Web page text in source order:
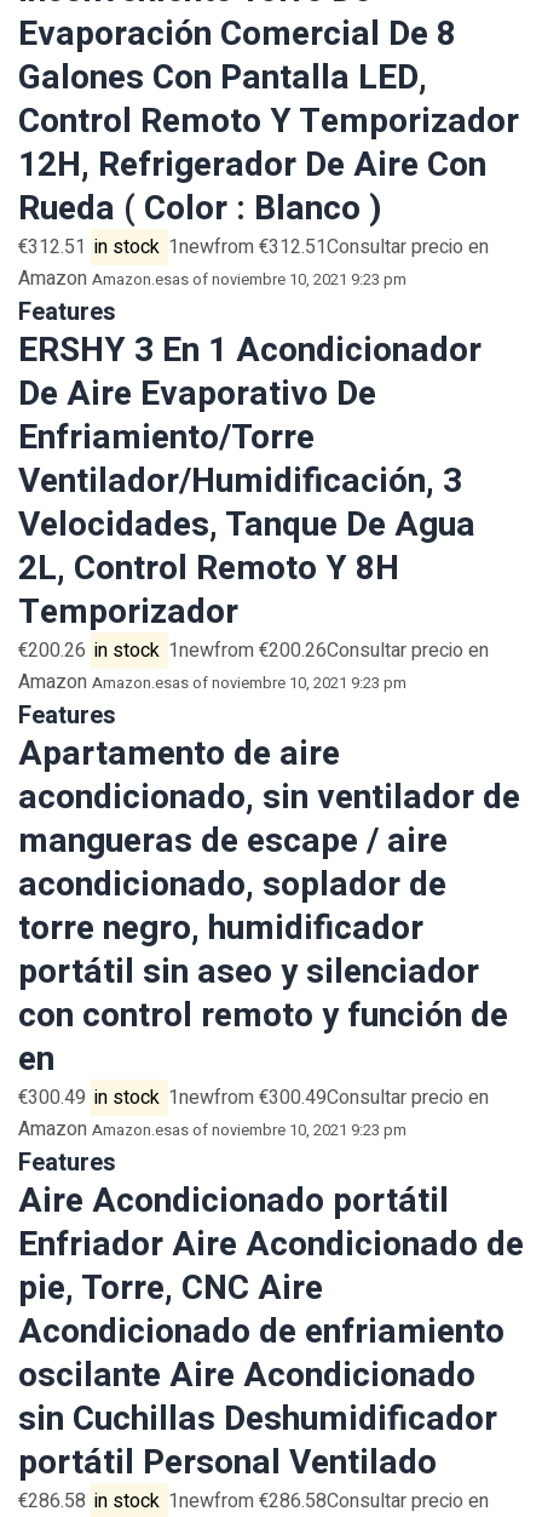
Evaporación Comercial De 8
Galones Con Pantalla LED,
Control Remoto Y Temporizador
12H, Refrigerador De Aire Con
Rueda ( Color : Blanco )
€312.51 in stock 1newfrom €312.51Consultar precio en
Amazon Amazon.esas of noviembre 10, 2021 9:23 pm
Features
ERSHY 3 En 1 Acondicionador
De Aire Evaporativo De
Enfriamiento/Torre
Ventilador/Humidificación, 3
Velocidades, Tanque De Agua
2L, Control Remoto Y 8H
Temporizador
€200.26 in stock 1newfrom €200.26Consultar precio en
Amazon Amazon.esas of noviembre 10, 2021 9:23 pm
Features
Apartamento de aire
acondicionado, sin ventilador de
mangueras de escape / aire
acondicionado, soplador de
torre negro, humidificador
portátil sin aseo y silenciador
con control remoto y función de
en
€300.49 in stock 1newfrom €300.49Consultar precio en
Amazon Amazon.esas of noviembre 10, 2021 9:23 pm
Features
Aire Acondicionado portátil
Enfriador Aire Acondicionado de
pie, Torre, CNC Aire
Acondicionado de enfriamiento
oscilante Aire Acondicionado
sin Cuchillas Deshumidificador
portátil Personal Ventilado
€286.58 in stock 1newfrom €286.58Consultar precio en